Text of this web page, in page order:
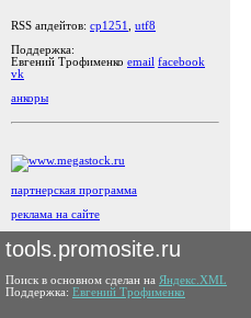
RSS апдейтов: cp1251
utf8
Поддержка:
Евгений Трофименко email facebook
vk
анкоры
партнерская программа
реклама на сайте
tools.promosite.ru
Поиск в основном сделан на Яндекс.XML
Поддержка: Евгений Трофименко